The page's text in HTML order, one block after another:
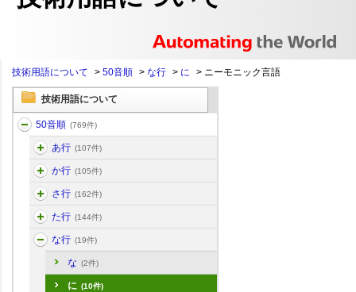
技術用語について > 50音順 > な行 > に > ニーモニック言語
技術用語について
50音順 (769件)
あ行 (107件)
か行 (105件)
さ行 (162件)
た行 (144件)
な行 (19件)
な (2件)
に (10件)